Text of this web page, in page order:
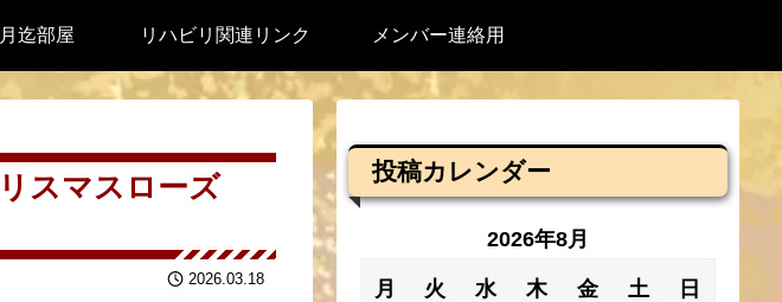
迄部屋 リハビリ関連リンク メンバー連絡用
スマスローズ
2026.03.18
投稿カレンダー
2026年8月
月 火 水 木 金 土 日